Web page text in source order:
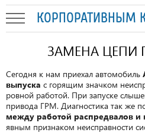
КОРПОРАТИВНЫМ
ЗАМЕНА ЦЕПИ
Сегодня к нам приехал автомобиль
выпуска с горящим значком
ровной работой. При запуске
привода ГРМ. Диагностика так же
между работой распредвалов и
явным признаком неисправности